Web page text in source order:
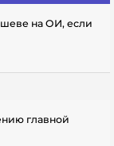
на ОИ, если
главной